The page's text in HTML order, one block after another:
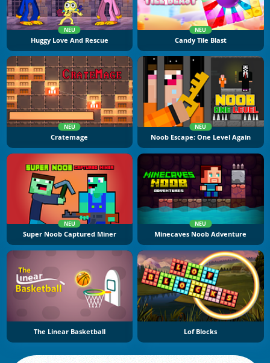
NEU
Huggy Love And Rescue
NEU
Candy Tile Blast
NEU
Cratemage
NEU
Noob Escape: One Level Again
NEU
Super Noob Captured Miner
NEU
Minecaves Noob Adventure
The Linear Basketball Lof Blocks